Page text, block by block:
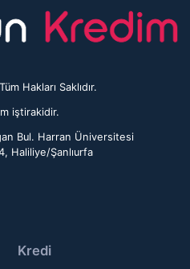
Hakları Saklıdır.
iştirakidir.
Bul. Harran Üniversitesi
Haliliye/Şanlıurfa
Kredi